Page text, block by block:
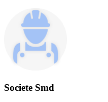
Societe Smd